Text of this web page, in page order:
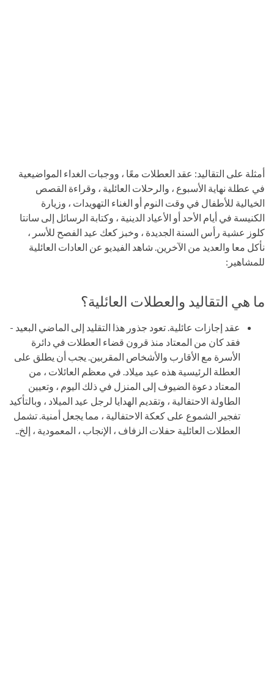
أمثلة على التقاليد: عقد العطلات معًا ، ووجبات الغداء المواضيعية
في عطلة نهاية الأسبوع ، والرحلات العائلية ، وقراءة القصص
الخيالية للأطفال في وقت النوم أو الغناء التهويدات ، وزيارة
الكنيسة في أيام الأحد أو الأعياد الدينية ، وكتابة الرسائل إلى سانتا
كلوز عشية رأس السنة الجديدة ، وخبز كعك عيد الفصح للأسر ،
نأكل معا والعديد من الآخرين. شاهد الفيديو عن العادات العائلية
للمشاهير:
ما هي التقاليد والعطلات العائلية؟
عقد إجازات عائلية. تعود جذور هذا التقليد إلى الماضي البعيد -
فقد كان من المعتاد منذ قرون قضاء العطلات في دائرة
الأسرة مع الأقارب والأشخاص المقربين. يجب أن يطلق على
العطلة الرئيسية هذه عيد ميلاد. في معظم العائلات ، من
المعتاد دعوة الضيوف إلى المنزل في ذلك اليوم ، وتعيين
الطاولة الاحتفالية ، وتقديم الهدايا لرجل عيد الميلاد ، وبالتأكيد
تفجير الشموع على كعكة الاحتفالية ، مما يجعل أمنية. تشمل
العطلات العائلية حفلات الزفاف ، الإنجاب ، المعمودية ، إلخ..